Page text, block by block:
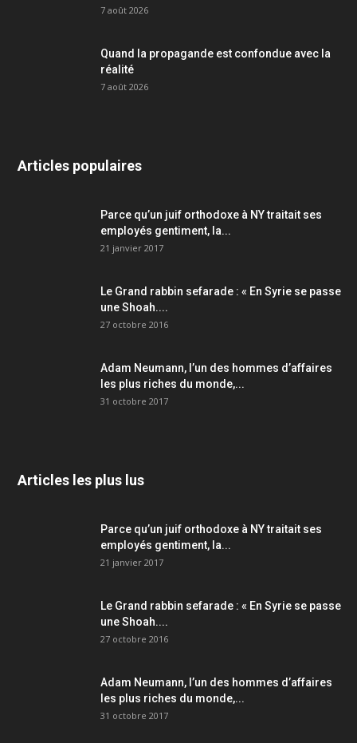
7 août 2026
Quand la propagande est confondue avec la
réalité
7 août 2026
Articles populaires
Parce qu’un juif orthodoxe à NY traitait ses
employés gentiment, la...
21 janvier 2017
Le Grand rabbin sefarade : « En Syrie se passe
une Shoah....
27 octobre 2016
Adam Neumann, l’un des hommes d’affaires
les plus riches du monde,...
31 octobre 2017
Articles les plus lus
Parce qu’un juif orthodoxe à NY traitait ses
employés gentiment, la...
21 janvier 2017
Le Grand rabbin sefarade : « En Syrie se passe
une Shoah....
27 octobre 2016
Adam Neumann, l’un des hommes d’affaires
les plus riches du monde,...
31 octobre 2017